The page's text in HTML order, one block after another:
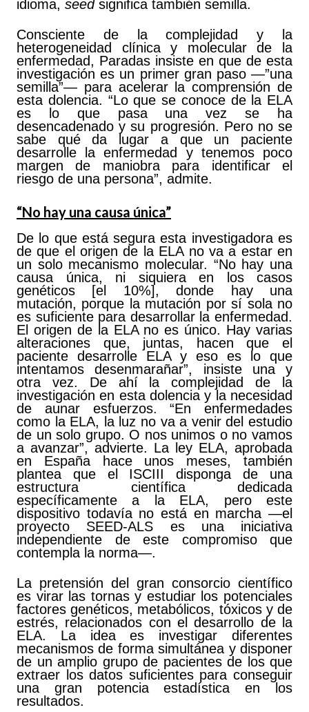
idioma, seed significa también semilla.
Consciente de la complejidad y la
heterogeneidad clínica y molecular de la
enfermedad, Paradas insiste en que de esta
investigación es un primer gran paso —”una
semilla”— para acelerar la comprensión de
esta dolencia. “Lo que se conoce de la ELA
es lo que pasa una vez se ha
desencadenado y su progresión. Pero no se
sabe qué da lugar a que un paciente
desarrolle la enfermedad y tenemos poco
margen de maniobra para identificar el
riesgo de una persona”, admite.
“No hay una causa única”
De lo que está segura esta investigadora es
de que el origen de la ELA no va a estar en
un solo mecanismo molecular. “No hay una
causa única, ni siquiera en los casos
genéticos [el 10%], donde hay una
mutación, porque la mutación por sí sola no
es suficiente para desarrollar la enfermedad.
El origen de la ELA no es único. Hay varias
alteraciones que, juntas, hacen que el
paciente desarrolle ELA y eso es lo que
intentamos desenmarañar”, insiste una y
otra vez. De ahí la complejidad de la
investigación en esta dolencia y la necesidad
de aunar esfuerzos. “En enfermedades
como la ELA, la luz no va a venir del estudio
de un solo grupo. O nos unimos o no vamos
a avanzar”, advierte. La ley ELA, aprobada
en España hace unos meses, también
plantea que el ISCIII disponga de una
estructura científica dedicada
específicamente a la ELA, pero este
dispositivo todavía no está en marcha —el
proyecto SEED-ALS es una iniciativa
independiente de este compromiso que
contempla la norma—.
La pretensión del gran consorcio científico
es virar las tornas y estudiar los potenciales
factores genéticos, metabólicos, tóxicos y de
estrés, relacionados con el desarrollo de la
ELA. La idea es investigar diferentes
mecanismos de forma simultánea y disponer
de un amplio grupo de pacientes de los que
extraer los datos suficientes para conseguir
una gran potencia estadística en los
resultados.